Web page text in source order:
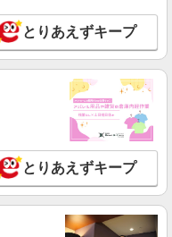
とりあえずキープ
とりあえずキープ